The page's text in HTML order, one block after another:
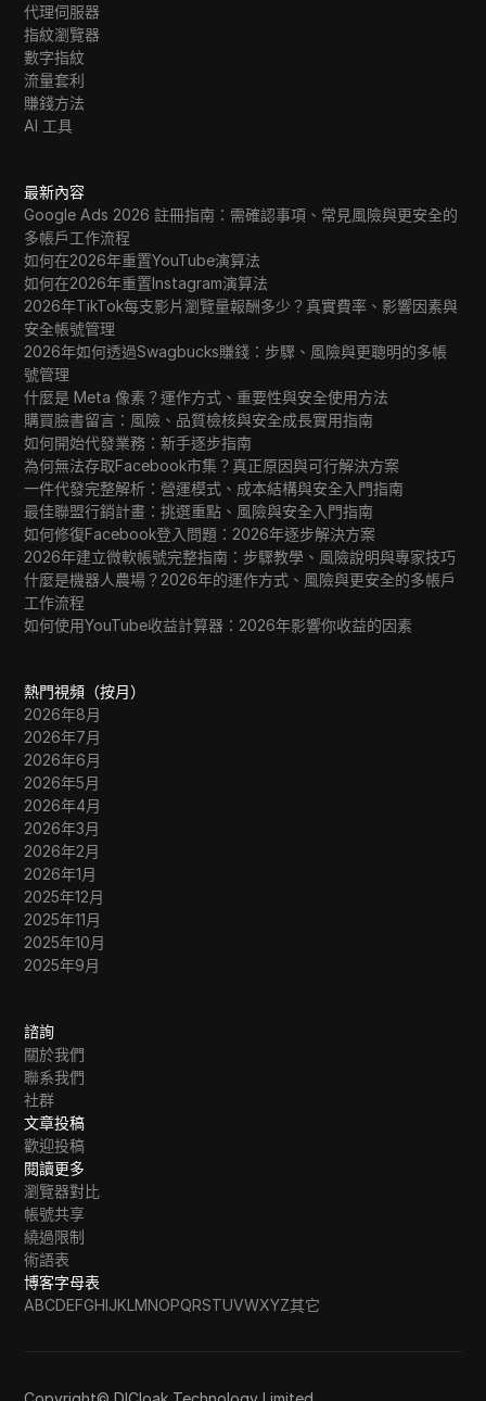
代理伺服器
指紋瀏覽器
數字指紋
流量套利
賺錢方法
AI 工具
最新內容
Google Ads 2026 註冊指南：需確認事項、常見風險與更安全的
多帳戶工作流程
如何在2026年重置YouTube演算法
如何在2026年重置Instagram演算法
2026年TikTok每支影片瀏覽量報酬多少？真實費率、影響因素與
安全帳號管理
2026年如何透過Swagbucks賺錢：步驟、風險與更聰明的多帳
號管理
什麼是 Meta 像素？運作方式、重要性與安全使用方法
購買臉書留言：風險、品質檢核與安全成長實用指南
如何開始代發業務：新手逐步指南
為何無法存取Facebook市集？真正原因與可行解決方案
一件代發完整解析：營運模式、成本結構與安全入門指南
最佳聯盟行銷計畫：挑選重點、風險與安全入門指南
如何修復Facebook登入問題：2026年逐步解決方案
2026年建立微軟帳號完整指南：步驟教學、風險說明與專家技巧
什麼是機器人農場？2026年的運作方式、風險與更安全的多帳戶
工作流程
如何使用YouTube收益計算器：2026年影響你收益的因素
熱門視頻（按月）
2026年8月
2026年7月
2026年6月
2026年5月
2026年4月
2026年3月
2026年2月
2026年1月
2025年12月
2025年11月
2025年10月
2025年9月
諮詢
關於我們
聯系我們
社群
文章投稿
歡迎投稿
閱讀更多
瀏覽器對比
帳號共享
繞過限制
術語表
博客字母表
ABCDEFGHIJKLMNOPQRSTUVWXYZ其它